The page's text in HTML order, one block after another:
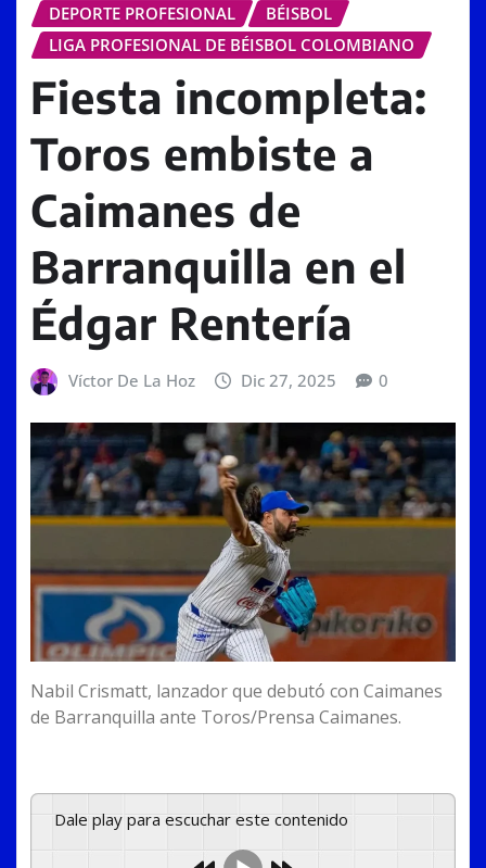
DEPORTE PROFESIONAL
BÉISBOL
LIGA PROFESIONAL DE BÉISBOL COLOMBIANO
Fiesta incompleta:
Toros embiste a
Caimanes de
Barranquilla en el
Édgar Rentería
Víctor De La Hoz Dic 27, 2025 0
Nabil Crismatt, lanzador que debutó con Caimanes
de Barranquilla ante Toros/Prensa Caimanes.
Dale play para escuchar este contenido